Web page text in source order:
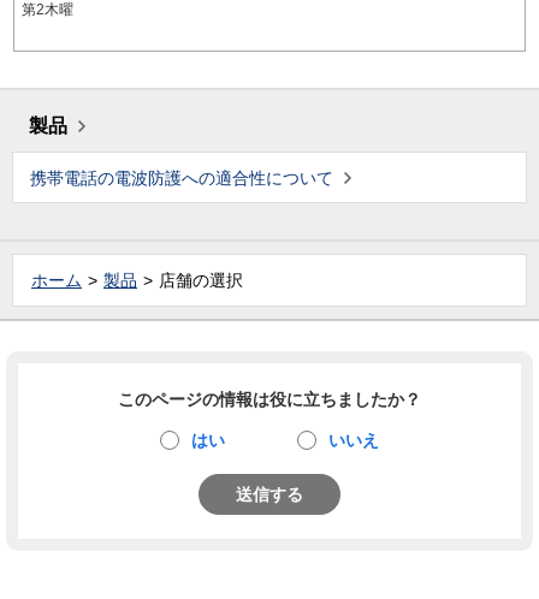
第2木曜
製品
携帯電話の電波防護への適合性について
ホーム 製品 店舗の選択
このページの情報は役に立ちましたか？
はい いいえ
送信する